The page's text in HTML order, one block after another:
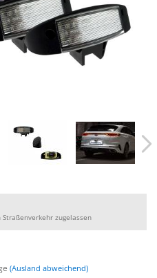
(Ausland abweichend)
zugelassen